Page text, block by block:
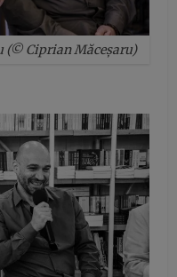
(© Ciprian Măceșaru)